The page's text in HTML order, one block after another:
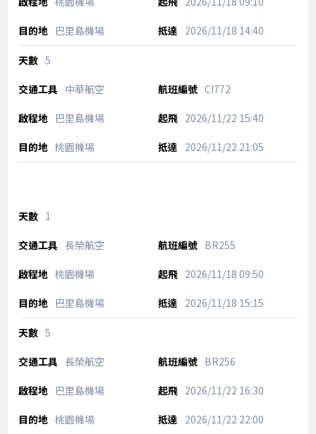
巴里島機場 2026/11/18 14:40
5
中華航空 CI772
巴里島機場 2026/11/22 15:40
桃園機場 2026/11/22 21:05
1
長榮航空 BR255
桃園機場 2026/11/18 09:50
巴里島機場 2026/11/18 15:15
5
長榮航空 BR256
巴里島機場 2026/11/22 16:30
桃園機場 2026/11/22 22:00